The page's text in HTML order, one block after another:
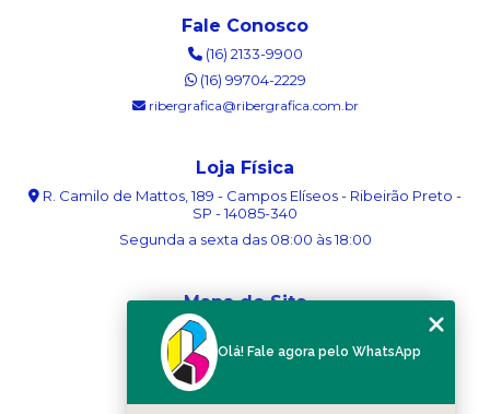
Fale Conosco
(16) 2133-9900
(16) 99704-2229
ribergrafica@ribergrafica.com.br
Loja Física
R. Camilo de Mattos, 189 - Campos Elíseos - Ribeirão Preto -
SP - 14085-340
Segunda a sexta das 08:00 às 18:00
Mapa do Site
Sobre nós
Blog
Olá! Fale agora pelo WhatsApp